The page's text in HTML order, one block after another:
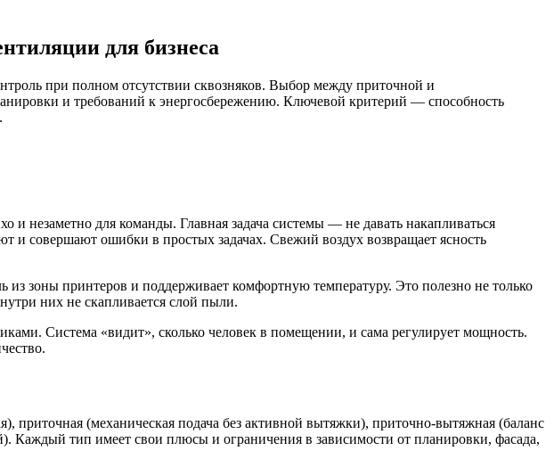
для бизнеса
при полном отсутствии сквозняков. Выбор между приточной и
и требований к энергосбережению. Ключевой критерий — способность
незаметно для команды. Главная задача системы — не давать накапливаться
и совершают ошибки в простых задачах. Свежий воздух возвращает ясность
зоны принтеров и поддерживает комфортную температуру. Это полезно не только
них не скапливается слой пыли.
Система «видит», сколько человек в помещении, и сама регулирует мощность.
приточная (механическая подача без активной вытяжки), приточно‑вытяжная (баланс
Каждый тип имеет свои плюсы и ограничения в зависимости от планировки, фасада,